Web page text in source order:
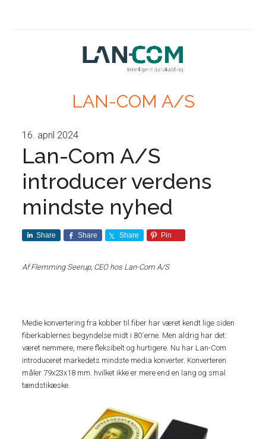
LAN-COM A/S
16. april 2024
Lan-Com A/S
introducer verdens
mindste nyhed
Share Share Share Pin
Af Flemming Seerup, CEO hos Lan-Com A/S
Medie konvertering fra kobber til fiber har været kendt lige siden
fiberkablernes begyndelse midt i 80´erne. Men aldrig har det
været nemmere, mere fleksibelt og hurtigere. Nu har Lan-Com
introduceret markedets mindste media konverter. Konverteren
måler 79x23x18 mm. hvilket ikke er mere end en lang og smal
tændstikæske.